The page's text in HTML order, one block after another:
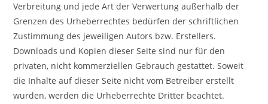
Verbreitung und jede Art der Verwertung außerhalb der
Grenzen des Urheberrechtes bedürfen der schriftlichen
Zustimmung des jeweiligen Autors bzw. Erstellers.
Downloads und Kopien dieser Seite sind nur für den
privaten, nicht kommerziellen Gebrauch gestattet. Soweit
die Inhalte auf dieser Seite nicht vom Betreiber erstellt
wurden, werden die Urheberrechte Dritter beachtet.